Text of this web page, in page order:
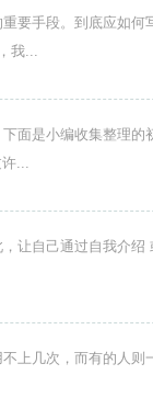
要手段。到底应如何
我...
面是小编收集整理的
...
让自己通过自我介
上几次，而有的人则